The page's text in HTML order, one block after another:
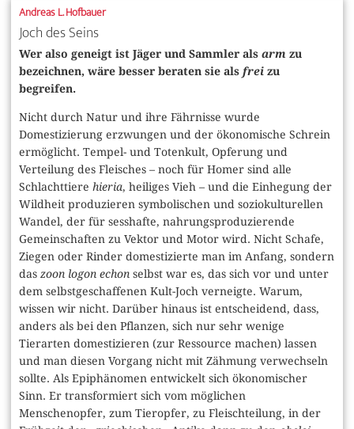
Andreas L. Hofbauer
Joch des Seins
Wer also geneigt ist Jäger und Sammler als arm zu
bezeichnen, wäre besser beraten sie als frei zu
begreifen.
Nicht durch Natur und ihre Fährnisse wurde
Domestizierung erzwungen und der ökonomische Schrein
ermöglicht. Tempel- und Totenkult, Opferung und
Verteilung des Fleisches – noch für Homer sind alle
Schlachttiere hieria, heiliges Vieh – und die Einhegung der
Wildheit produzieren symbolischen und soziokulturellen
Wandel, der für sesshafte, nahrungsproduzierende
Gemeinschaften zu Vektor und Motor wird. Nicht Schafe,
Ziegen oder Rinder domestizierte man im Anfang, sondern
das zoon logon echon selbst war es, das sich vor und unter
dem selbstgeschaffenen Kult-Joch verneigte. Warum,
wissen wir nicht. Darüber hinaus ist entscheidend, dass,
anders als bei den Pflanzen, sich nur sehr wenige
Tierarten domestizieren (zur Ressource machen) lassen
und man diesen Vorgang nicht mit Zähmung verwechseln
sollte. Als Epiphänomen entwickelt sich ökonomischer
Sinn. Er transformiert sich vom möglichen
Menschenopfer, zum Tieropfer, zu Fleischteilung, in der